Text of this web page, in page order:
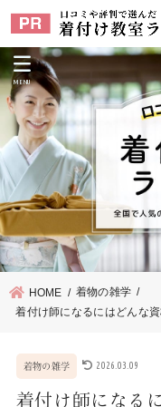
MENU
HOME
着物の雑学
着付け師になるにはどんな
着物の雑学 2026.03.09
着付け師になる